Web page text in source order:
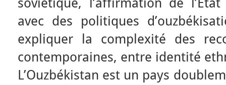
soviétique, l’affirmation de
avec des politiques
expliquer la complexité des
contemporaines, entre identité
L’Ouzbékistan est un pays